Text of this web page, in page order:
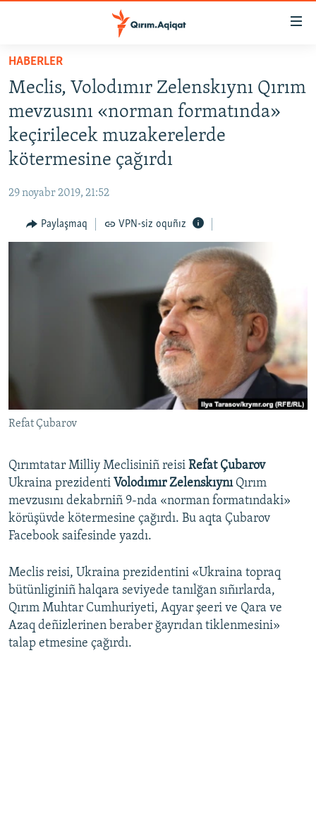
Esas
qaytmaq
Baş
navigatsiyağa
qaytmaq
Qıdıruvğa
HABERLER
İQTİSADİYAT
CEMİYET
İNSAN AQLARI
VİDEO
SÜRET
RFE/RS bütün saytları
HABERLER
Meclis, Volodımır Zelenskıynı Qırım
mevzusını «norman formatında»
keçirilecek muzakerelerde
kötermesine çağırdı
29 noyabr 2019, 21:52
Paylaşmaq VPN-siz oquñız
Refat Çubarov
Qırımtatar Milliy Meclisiniñ reisi Refat Çubarov
Ukraina prezidenti Volodımır ZelenskıynıQırım
mevzusını dekabrniñ 9-nda «norman formatındaki»
körüşüvde kötermesine çağırdı. Bu aqta Çubarov
Facebook saifesinde yazdı.
Meclis reisi, Ukraina prezidentini «Ukraina topraq
bütünliginiñ halqara seviyede tanılğan sıñırlarda,
Qırım Muhtar Cumhuriyeti, Aqyar şeeri ve Qara ve
Azaq deñizlerinen beraber ğayrıdan tiklenmesini»
talap etmesine çağırdı.